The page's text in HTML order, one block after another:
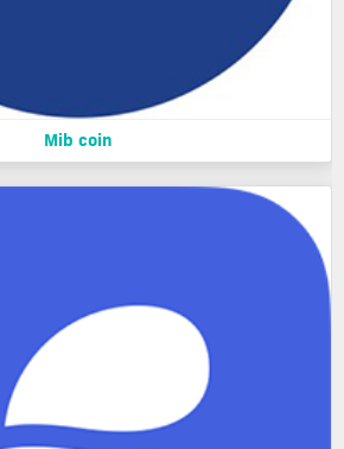
Mib coin